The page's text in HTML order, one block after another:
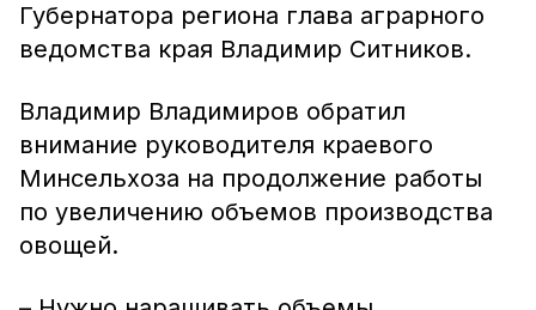
Губернатора региона глава аграрного
ведомства края Владимир Ситников.
Владимир Владимиров обратил
внимание руководителя краевого
Минсельхоза на продолжение работы
по увеличению объемов производства
овощей.